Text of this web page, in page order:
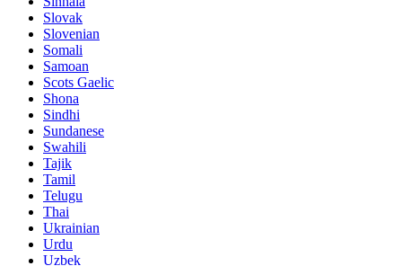
Slovak
Slovenian
Somali
Samoan
Scots Gaelic
Shona
Sindhi
Sundanese
Swahili
Tajik
Tamil
Telugu
Thai
Ukrainian
Urdu
Uzbek